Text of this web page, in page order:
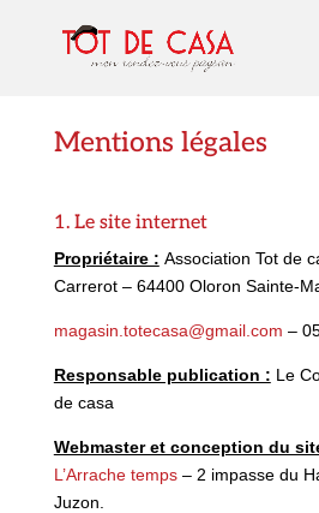
Mentions légales
1. Le site internet
Propriétaire : Association Tot de
Carrerot – 64400 Oloron Sainte-
magasin.totecasa@gmail.com –
Responsable publication : Le
de casa
Webmaster et conception du
L’Arrache temps– 2 impasse du
Juzon.